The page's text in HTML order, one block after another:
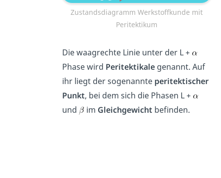
Zustandsdiagramm Werkstoffkunde mit
Peritektikum
Die waagrechte Linie unter der L +
Phase wird Peritektikale genannt. Auf
ihr liegt der sogenannte peritektischer
Punkt, bei dem sich die Phasen L +
und
im Gleichgewicht befinden.